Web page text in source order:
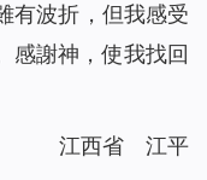
有波折，但我感受
感謝神，使我找回
江西省 江平